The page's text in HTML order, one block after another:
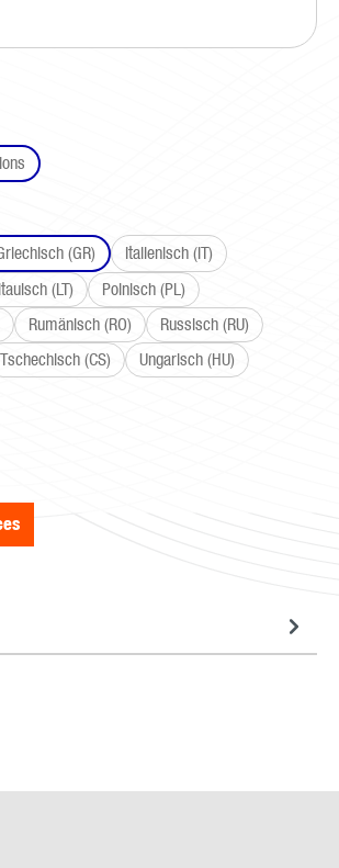
(GR)
Italienisch (IT)
(LT)
Polnisch (PL)
Rumänisch (RO)
Russisch (RU)
Tschechisch (CS) Ungarisch (HU)